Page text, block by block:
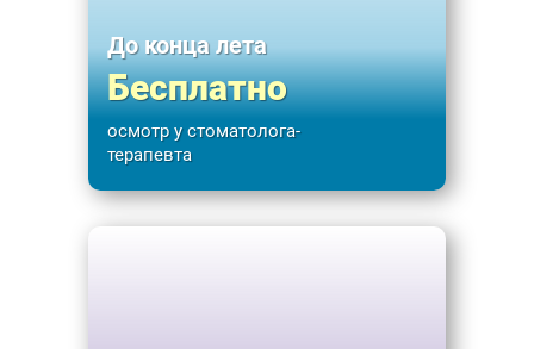
До конца лета
Бесплатно
осмотр у стоматолога-
терапевта